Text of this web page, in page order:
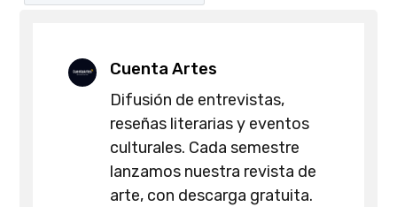
Cuenta Artes
Difusión de entrevistas,
reseñas literarias y eventos
culturales. Cada semestre
lanzamos nuestra revista de
arte, con descarga gratuita.